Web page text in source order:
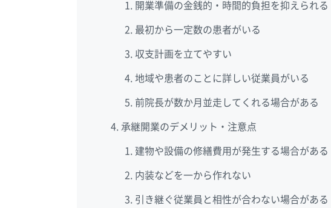
開業準備の金銭的・時間的負担を抑えられる
最初から一定数の患者がいる
収支計画を立てやすい
地域や患者のことに詳しい従業員がいる
前院長が数か月並走してくれる場合がある
承継開業のデメリット・注意点
建物や設備の修繕費用が発生する場合がある
内装などを一から作れない
引き継ぐ従業員と相性が合わない場合がある